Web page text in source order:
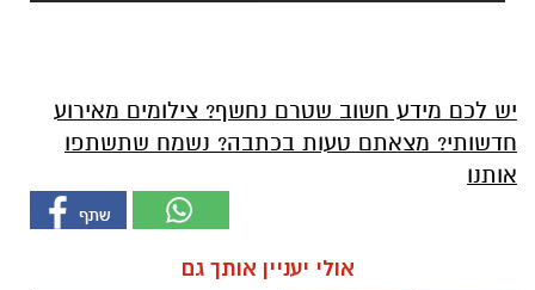
יש לכם מידע חשוב שטרם נחשף? צילומים מאירוע
חדשותי? מצאתם טעות בכתבה? נשמח שתשתפו
אותנו
אולי יעניין אותך גם